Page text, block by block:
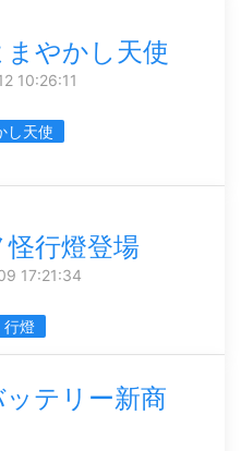
やかし天使
10:26:11
し天使
怪行燈登場
17:21:34
行燈
テリー新商